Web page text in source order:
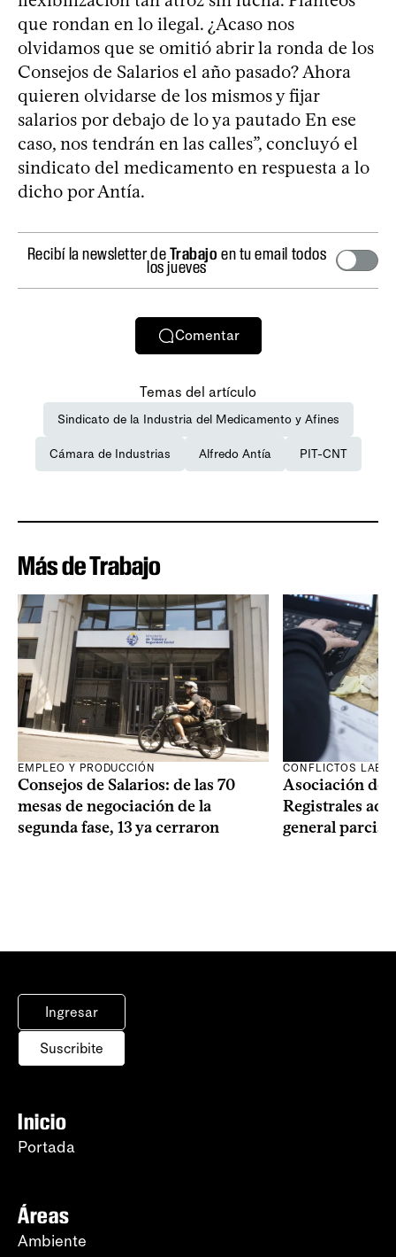
que rondan en lo ilegal. ¿Acaso nos
olvidamos que se omitió abrir la ronda de los
Consejos de Salarios el año pasado? Ahora
quieren olvidarse de los mismos y fijar
salarios por debajo de lo ya pautado En ese
caso, nos tendrán en las calles”, concluyó el
sindicato del medicamento en respuesta a lo
dicho por Antía.
Recibí la newsletter deTrabajo en tu email todos
los jueves
Comentar
Temas del artículo
Sindicato de la Industria del Medicamento y Afines
Cámara de Industrias Alfredo Antía PIT-CNT
Más de Trabajo
EMPLEO Y PRODUCCIÓN
Consejos de Salarios: de las 70
mesas de negociación de la
segunda fase, 13 ya cerraron
CONFLICTOS
Asociación de
Registrales
general parcial
Ingresar
Suscribite
Inicio
Portada
Áreas
Ambiente